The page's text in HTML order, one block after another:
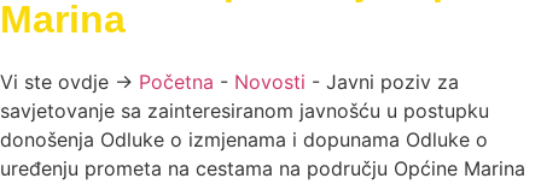
Marina
Vi ste ovdje → Početna - Novosti - Javni poziv za
savjetovanje sa zainteresiranom javnošću u postupku
donošenja Odluke o izmjenama i dopunama Odluke o
uređenju prometa na cestama na području Općine Marina